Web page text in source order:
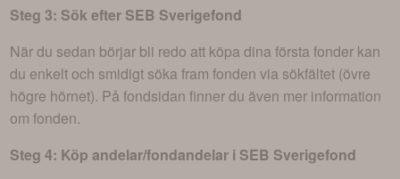
Steg 3: Sök efter SEB Sverigefond
När du sedan börjar bli redo att köpa dina första fonder kan
du enkelt och smidigt söka fram fonden via sökfältet (övre
högre hörnet). På fondsidan finner du även mer information
om fonden.
Steg 4: Köp andelar/fondandelar i SEB Sverigefond